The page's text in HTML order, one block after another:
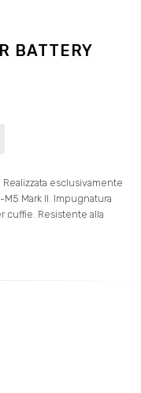
BATTERY
esclusivamente
Mark II. Impugnatura
cuffie. Resistente alla